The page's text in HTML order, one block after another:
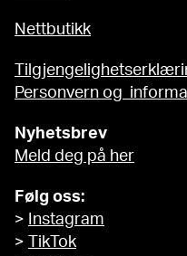
Nettbutikk
Personvern og
Nyhetsbrev
Meld deg på her
Følg oss:
>
Instagram
>
TikTok